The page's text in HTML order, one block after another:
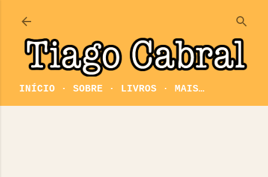
INÍCIO SOBRE LIVROS MAIS…